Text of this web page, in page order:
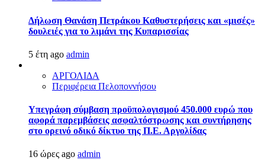
Δήλωση Θανάση Πετράκου Καθυστερήσεις και «μισές»
δουλειές για το λιμάνι της Κυπαρισσίας
5 έτη ago admin
ΑΡΓΟΛΙΔΑ
Περιφέρεια Πελοποννήσου
Υπεγράφη σύμβαση προϋπολογισμού 450.000 ευρώ που
αφορά παρεμβάσεις ασφαλτόστρωσης και συντήρησης
στο ορεινό οδικό δίκτυο της Π.Ε. Αργολίδας
16 ώρες ago admin